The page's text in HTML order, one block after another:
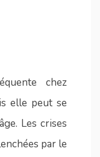
chez
elle peut se
Les crises
par le